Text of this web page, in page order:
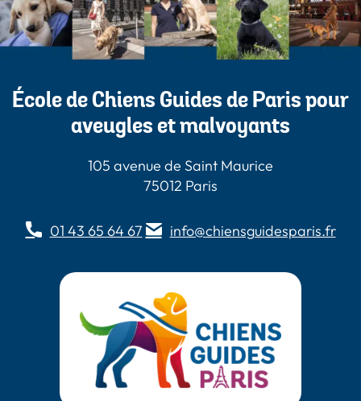
École de Chiens Guides de Paris pour
aveugles et malvoyants
105 avenue de Saint Maurice
75012 Paris
01 43 65 64 67 info@chiensguidesparis.fr